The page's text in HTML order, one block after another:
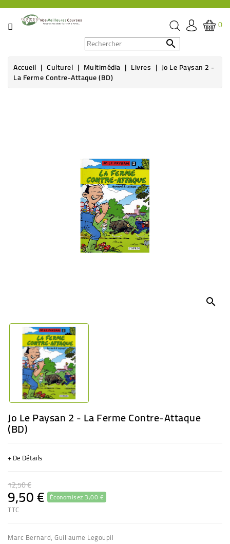
CATÉGORIE
ÉPICERIE
0

Accueil Culturel Multimédia Livres Jo Le Paysan 2 -
La Ferme Contre-Attaque (BD)
search
Jo Le Paysan 2 - La Ferme Contre-Attaque
(BD)
+ De Détails
12,50 €
9,50 € Économisez 3,00 €
TTC
Marc Bernard, Guillaume Legoupil